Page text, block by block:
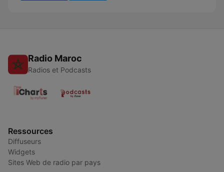
Radio Maroc
Radios et Podcasts
Ressources
Diffuseurs
Widgets
Sites Web de radio par pays